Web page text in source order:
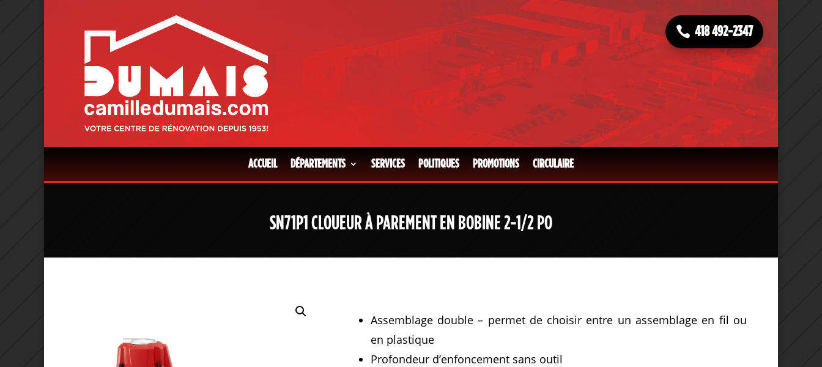
418 492-2347
ACCUEIL DÉPARTEMENTS SERVICES POLITIQUES PROMOTIONS CIRCULAIRE
SN71P1 CLOUEUR À PAREMENT EN BOBINE 2-1/2 PO
Assemblage double – permet de choisir entre un assemblage en fil ou
en plastique
Profondeur d’enfoncement sans outil